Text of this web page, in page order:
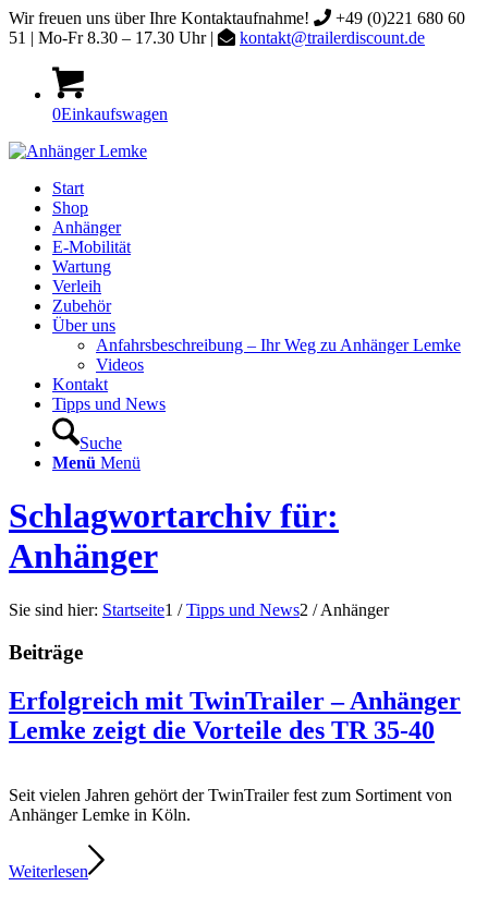
Wir freuen uns über Ihre Kontaktaufnahme!
+49 (0)221 680 60
51 | Mo-Fr 8.30 – 17.30 Uhr |
kontakt@trailerdiscount.de
0Einkaufswagen
Start
Shop
Anhänger
E-Mobilität
Wartung
Verleih
Zubehör
Über uns
Anfahrsbeschreibung – Ihr Weg zu Anhänger Lemke
Videos
Kontakt
Tipps und News
Suche
Menü Menü
Schlagwortarchiv für:
Anhänger
Sie sind hier: Startseite1 / Tipps und News2 / Anhänger
Beiträge
Erfolgreich mit TwinTrailer – Anhänger
Lemke zeigt die Vorteile des TR 35-40
Seit vielen Jahren gehört der TwinTrailer fest zum Sortiment von
Anhänger Lemke in Köln.
Weiterlesen